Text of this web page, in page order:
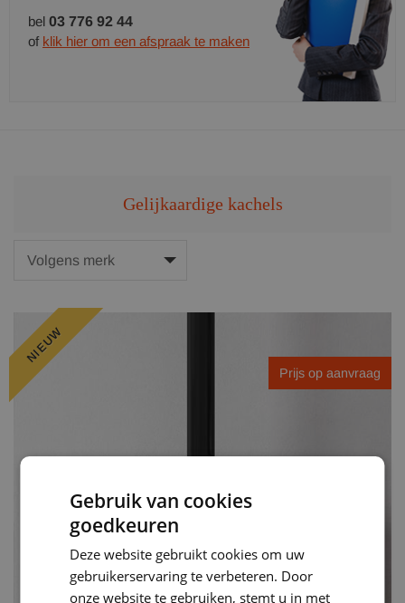
bel 03 776 92 44
of klik hier om een afspraak te maken
Gelijkaardige kachels
NIEUW
Prijs op aanvraag
Gebruik van cookies
goedkeuren
Deze website gebruikt cookies om uw
gebruikerservaring te verbeteren. Door
onze website te gebruiken, stemt u in met